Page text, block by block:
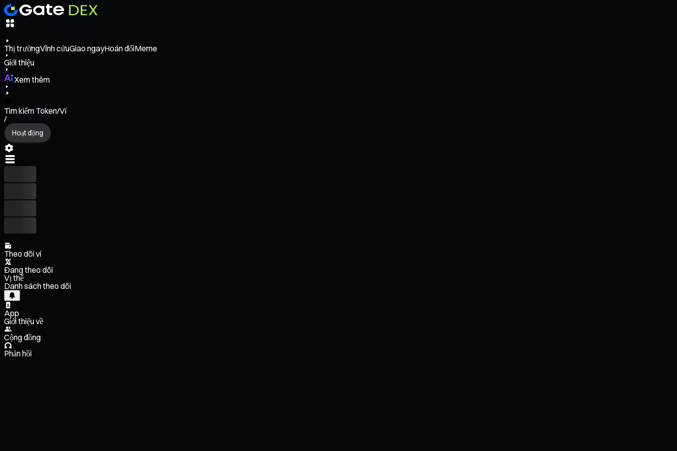
Thị trườngVĩnh cửuGiao ngayHoán đổiMeme
Giới thiệu
Xem thêm
Tìm kiếm Token/Ví
/
Hoạt động
Theo dõi ví
Đang theo dõi
Vị thế
Danh sách theo dõi
App
Giới thiệu về
Cộng đồng
Phản hồi